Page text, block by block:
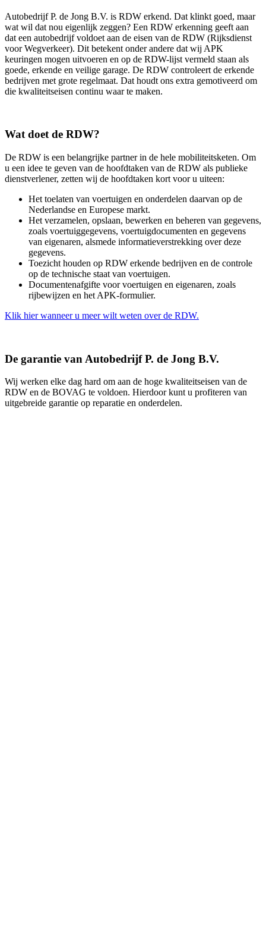
Autobedrijf P. de Jong B.V. is RDW erkend. Dat klinkt goed, maar
wat wil dat nou eigenlijk zeggen? Een RDW erkenning geeft aan
dat een autobedrijf voldoet aan de eisen van de RDW (Rijksdienst
voor Wegverkeer). Dit betekent onder andere dat wij APK
keuringen mogen uitvoeren en op de RDW-lijst vermeld staan als
goede, erkende en veilige garage. De RDW controleert de erkende
bedrijven met grote regelmaat. Dat houdt ons extra gemotiveerd om
die kwaliteitseisen continu waar te maken.
Wat doet de RDW?
De RDW is een belangrijke partner in de hele mobiliteitsketen. Om
u een idee te geven van de hoofdtaken van de RDW als publieke
dienstverlener, zetten wij de hoofdtaken kort voor u uiteen:
Het toelaten van voertuigen en onderdelen daarvan op de
Nederlandse en Europese markt.
Het verzamelen, opslaan, bewerken en beheren van gegevens,
zoals voertuiggegevens, voertuigdocumenten en gegevens
van eigenaren, alsmede informatieverstrekking over deze
gegevens.
Toezicht houden op RDW erkende bedrijven en de controle
op de technische staat van voertuigen.
Documentenafgifte voor voertuigen en eigenaren, zoals
rijbewijzen en het APK-formulier.
Klik hier wanneer u meer wilt weten over de RDW.
De garantie van Autobedrijf P. de Jong B.V.
Wij werken elke dag hard om aan de hoge kwaliteitseisen van de
RDW en de BOVAG te voldoen. Hierdoor kunt u profiteren van
uitgebreide garantie op reparatie en onderdelen.